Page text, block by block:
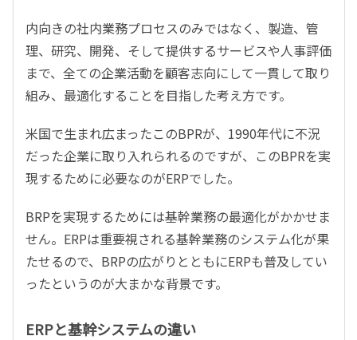
内向きの社内業務プロセスのみではなく、製造、管
理、研究、開発、そして提供するサービスや人事評価
まで、全ての企業活動を顧客志向にして一貫して取り
組み、最適化することを目指した考え方です。
米国で生まれ広まったこのBPRが、1990年代に不況
だった企業に取り入れられるのですが、このBPRを実
現するために必要なのがERPでした。
BRPを実現するためには基幹業務の最適化がかかせま
せん。ERPは重要視される基幹業務のシステム化が果
たせるので、BRPの広がりとともにERPも普及してい
ったというのが大まかな背景です。
ERPと基幹システムの違い